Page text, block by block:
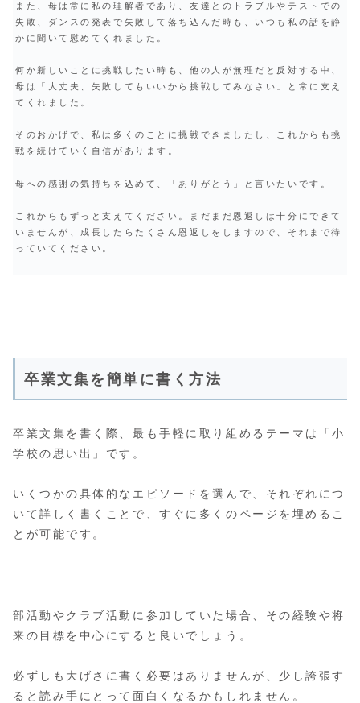
また、母は常に私の理解者であり、友達とのトラブルやテストでの
失敗、ダンスの発表で失敗して落ち込んだ時も、いつも私の話を静
かに聞いて慰めてくれました。
何か新しいことに挑戦したい時も、他の人が無理だと反対する中、
母は「大丈夫、失敗してもいいから挑戦してみなさい」と常に支え
てくれました。
そのおかげで、私は多くのことに挑戦できましたし、これからも挑
戦を続けていく自信があります。
母への感謝の気持ちを込めて、「ありがとう」と言いたいです。
これからもずっと支えてください。まだまだ恩返しは十分にできて
いませんが、成長したらたくさん恩返しをしますので、それまで待
っていてください。
卒業文集を簡単に書く方法
卒業文集を書く際、最も手軽に取り組めるテーマは「小
学校の思い出」です。
いくつかの具体的なエピソードを選んで、それぞれにつ
いて詳しく書くことで、すぐに多くのページを埋めるこ
とが可能です。
部活動やクラブ活動に参加していた場合、その経験や将
来の目標を中心にすると良いでしょう。
必ずしも大げさに書く必要はありませんが、少し誇張す
ると読み手にとって面白くなるかもしれません。